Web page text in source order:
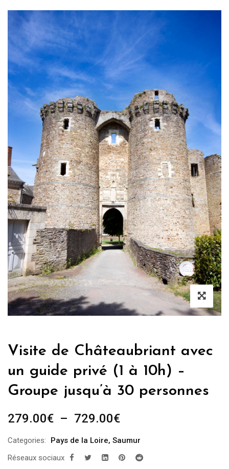
Visite de Châteaubriant avec
un guide privé (1 à 10h) –
Groupe jusqu’à 30 personnes
279.00€ – 729.00€Plage
prix :
279.00€
Categories: Pays de la Loire, Saumur
Réseaux sociaux